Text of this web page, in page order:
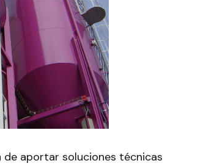
de aportar soluciones técnicas